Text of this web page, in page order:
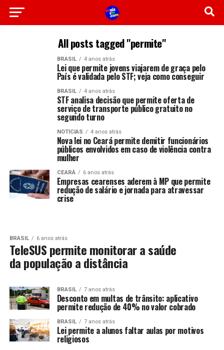
All posts tagged "permite"
BRASIL 4 anos atrás
Lei que permite jovens viajarem de graça pelo
País é validada pelo STF; veja como conseguir
BRASIL 4 anos atrás
STF analisa decisão que permite oferta de
serviço de transporte público gratuito no
segundo turno
NOTICIAS 4 anos atrás
Nova lei no Ceará permite demitir funcionários
públicos envolvidos em caso de violência contra
mulher
CEARÁ 6 anos atrás
Empresas cearenses aderem à MP que permite
redução de salário e jornada para atravessar
crise
BRASIL 6 anos atrás
TeleSUS permite monitorar a saúde
da população a distância
BRASIL 7 anos atrás
Desconto em multas de trânsito: aplicativo
permite redução de 40% no valor cobrado
BRASIL 7 anos atrás
Lei permite a alunos faltar aulas por motivos
religiosos